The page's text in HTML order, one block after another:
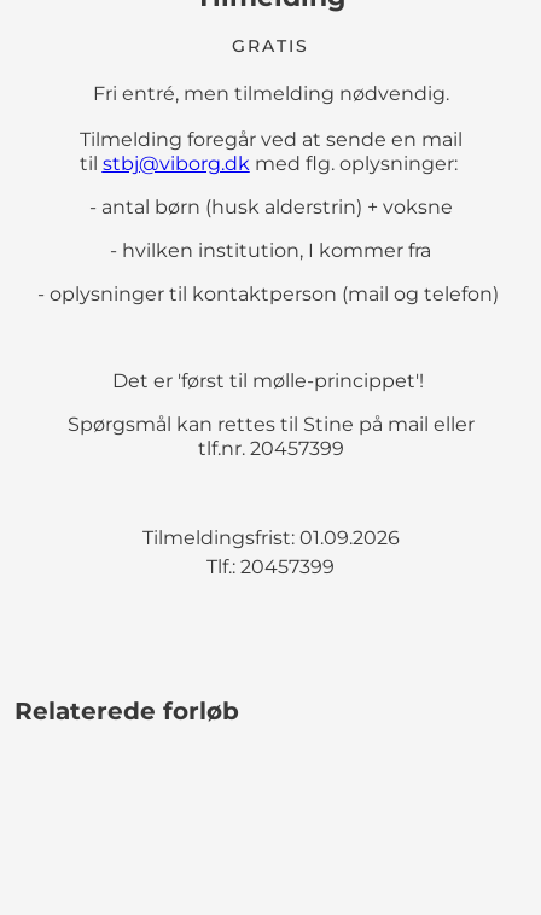
GRATIS
Fri entré, men tilmelding nødvendig.
Tilmelding foregår ved at sende en mail
til stbj@viborg.dk med flg. oplysninger:
- antal børn (husk alderstrin) + voksne
- hvilken institution, I kommer fra
- oplysninger til kontaktperson (mail og telefon)
Det er 'først til mølle-princippet'!
Spørgsmål kan rettes til Stine på mail eller
tlf.nr. 20457399
Tilmeldingsfrist: 01.09.2026
Tlf.: 20457399
Relaterede forløb